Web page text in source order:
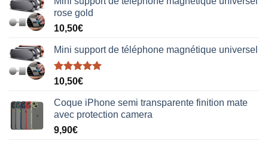
rose gold
10,50€
Mini support de téléphone magnétique universel
Note5.00
10,50€
Coque iPhone semi transparente finition mate
avec protection camera
9,90€